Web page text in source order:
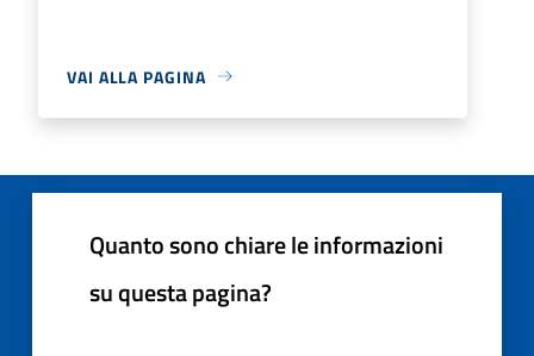
VAI ALLA PAGINA
Quanto sono chiare le informazioni
su questa pagina?